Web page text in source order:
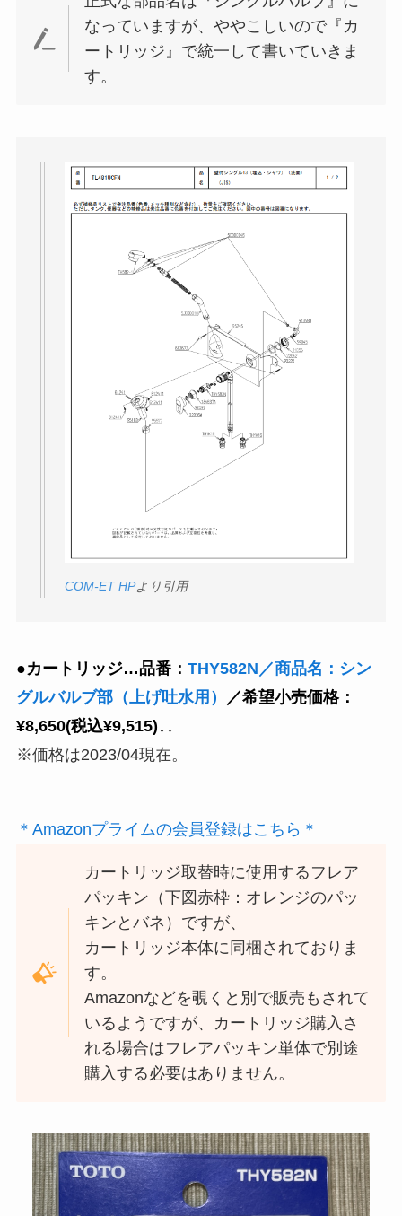
なっていますが、ややこしいので『カ
ートリッジ』で統一して書いていきま
す。
COM-ET HPより引用
●カートリッジ…品番： THY582N／商品名：シン
グルバルブ部（上げ吐水用）
／希望小売価格：
¥8,650(税込¥9,515)↓ ↓
※価格は2023/04現在。
＊Amazonプライムの会員登録はこちら＊
カートリッジ取替時に使用するフレア
パッキン（下図赤枠：オレンジのパッ
キンとバネ）ですが、
カートリッジ本体に同梱されておりま
す。
Amazonなどを覗くと別で販売もされて
いるようですが、カートリッジ購入さ
れる場合はフレアパッキン単体で別途
購入する必要はありません。